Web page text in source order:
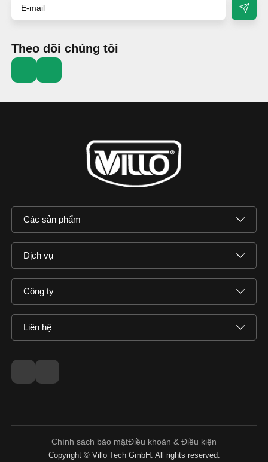
Theo dõi chúng tôi
Các sản phẩm
Dịch vụ
Công ty
Liên hệ
Copyright © Villo Tech GmbH. All rights reserved.
Chính sách bảo mậtĐiều khoản & Điều kiện